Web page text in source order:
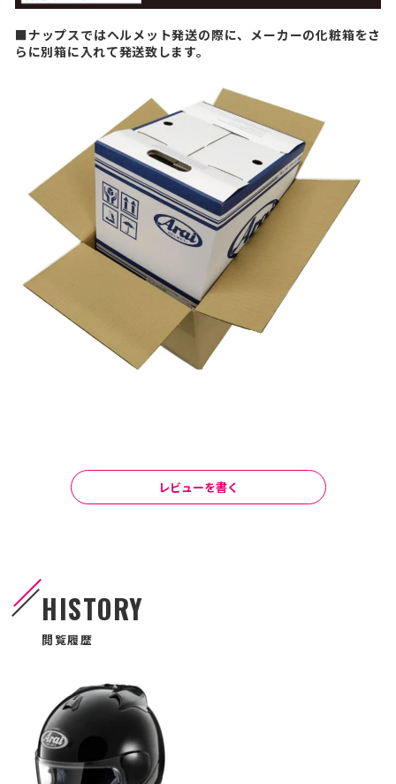
■ナップスではヘルメット発送の際に、メーカーの化粧箱をさ
らに別箱に入れて発送致します。
レビューを書く
HISTORY
閲覧履歴